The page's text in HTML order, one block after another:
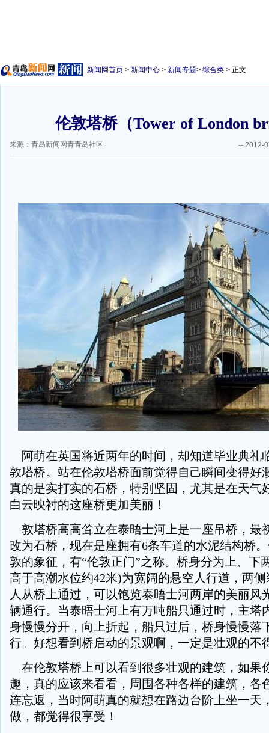
新闻网首页 > 新闻中心 > 新闻专题> 综合类 > 正文
伦敦塔桥（Tower of London
来源：青岛新闻网青青岛社区 -- 2012-
阿萌在英国将近两年的时间，却知道毕业典礼
敦塔桥。站在伦敦塔桥面前觉得自己瞬间变得好
真的是实打实的石桥，特别坚固，尤其是在天气
白云映衬的这座桥更加美丽！
敦塔桥高高耸立在泰晤士河上是一座吊桥，最
改为石桥，现在是座拥有6条车道的水泥结构桥
敦的象征，有“伦敦正门”之称。桥身分为上、下
高于高潮水位约42米)为宽阔的悬空人行道，两
人从桥上通过，可以饱览泰晤士河两岸的美丽风
辆通行。当泰晤士河上有万吨船只通过时，主塔
身慢慢分开，向上折起，船只过后，桥身慢慢落
行。好想看到桥启动的景观啊，一定是壮观的不
在伦敦塔桥上可以看到很多壮观的建筑，如果
趣，真的应该来看看，周围各种各样的建筑，各
连忘返，当时阿萌真的就想在路边台阶上坐一天
做，都觉得很享受！